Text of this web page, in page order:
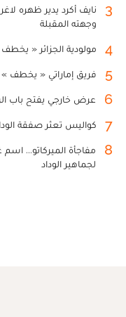
3
نايف أكرد يدير ظهره
وجهته المقبلة
4 مولودية الجزائر «
5 فريق إماراتي « يخطف »
6 عرض خارجي يفتح باب
7 كواليس تعثر صفقة
8
مفاجأة الميركاتو...
لجماهير الوداد